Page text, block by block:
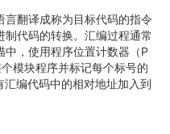
翻译成称为目标代码的指令
代码的转换。汇编过程通常
，使用程序位置计数器（P
模块程序并标记每个标号的
编代码中的相对地址加入到